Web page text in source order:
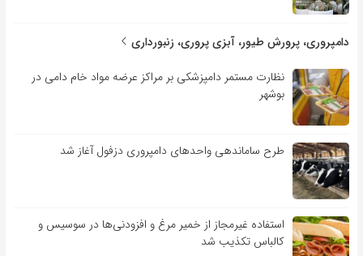
دامپروری، پرورش طیور، آبزی پروری، زنبورداری
نظارت مستمر دامپزشکی بر مراکز عرضه مواد خام دامی در
بوشهر
طرح ساماندهی واحدهای دامپروری دزفول آغاز شد
استفاده غیرمجاز از خمیر مرغ و افزودنی‌ها در سوسیس و
کالباس تکذیب شد